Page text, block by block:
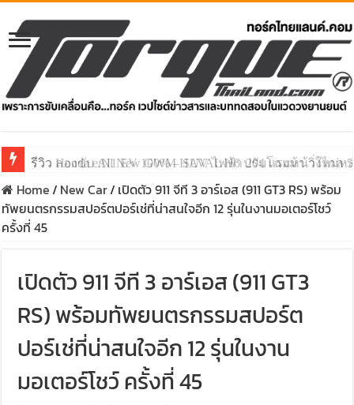
รีวิว ลองขับ All New GWM HAVAL H6 ปรับโฉมหน้าใหม่
Home/ New Car/ เปิดตัว 911 จีที 3 อาร์เอส (911 GT3 RS) พร้อม
ทัพยนตรกรรมสปอร์ตปอร์เช่ที่น่าสนใจอีก 12 รุ่นในงานมอเตอร์โชว์
ครั้งที่ 45
เปิดตัว 911 จีที 3 อาร์เอส (911 GT3
RS) พร้อมทัพยนตรกรรมสปอร์ต
ปอร์เช่ที่น่าสนใจอีก 12 รุ่นในงาน
มอเตอร์โชว์ ครั้งที่ 45